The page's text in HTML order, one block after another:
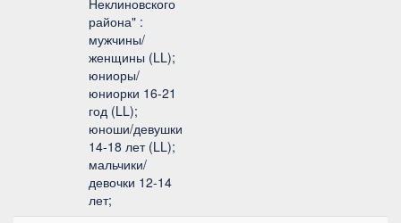
Неклиновского
района" :
мужчины/
женщины (LL);
юниоры/
юниорки 16-21
год (LL);
юноши/девушки
14-18 лет (LL);
мальчики/
девочки 12-14
лет;